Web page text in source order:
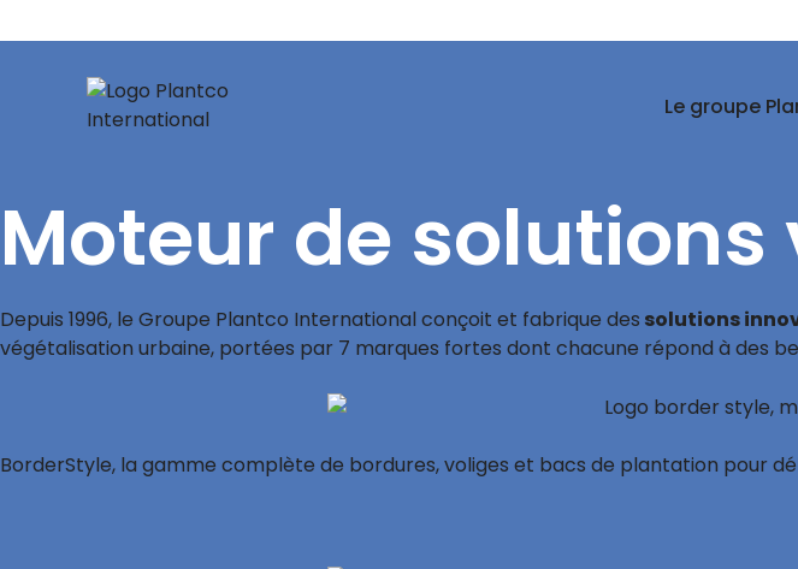
Le groupe
Moteur de solutions
Depuis 1996, le Groupe Plantco International conçoit et fabrique des solutions
végétalisation urbaine, portées par 7 marques fortes dont chacune répond à des
BorderStyle, la gamme complète de bordures, voliges et bacs de plantation pour